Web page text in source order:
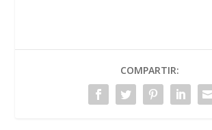
COMPARTIR: